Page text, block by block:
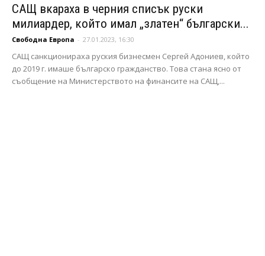
САЩ вкараха в черния списък руски
милиардер, който имал „златен“ български...
Свободна Европа - 27.01.2023, 16:30
САЩ санкционираха руския бизнесмен Сергей Адониев, който
до 2019 г. имаше българско гражданство. Това стана ясно от
съобщение на Министерството на финансите на САЩ,...